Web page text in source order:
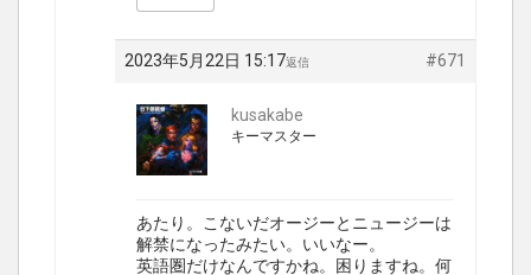
2023年5月22日 15:17 #671
返信
kusakabe
キーマスター
あたり。こないだオージーとニュージーは
解禁になったみたい。いいなー。
英語圏だけなんですかね。困りますね。何